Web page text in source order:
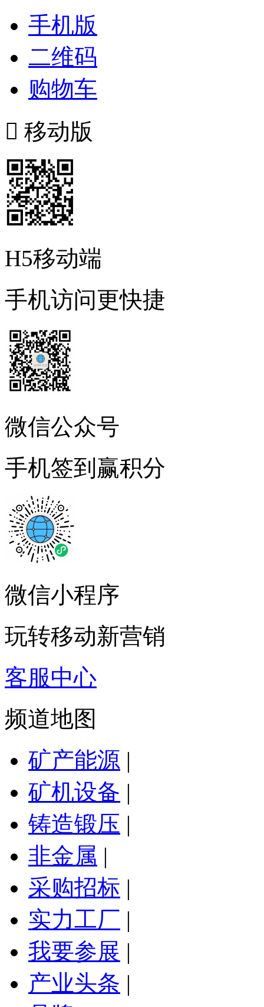
手机版
二维码
购物车
 移动版
H5移动端
手机访问更快捷
微信公众号
手机签到赢积分
微信小程序
玩转移动新营销
客服中心
频道地图
矿产能源 |
矿机设备 |
铸造锻压 |
非金属 |
采购招标 |
实力工厂 |
我要参展 |
产业头条 |